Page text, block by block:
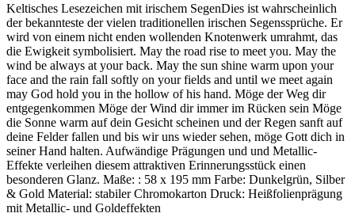
Keltisches Lesezeichen mit irischem SegenDies ist wahrscheinlich
der bekannteste der vielen traditionellen irischen Segenssprüche. Er
wird von einem nicht enden wollenden Knotenwerk umrahmt, das
die Ewigkeit symbolisiert. May the road rise to meet you. May the
wind be always at your back. May the sun shine warm upon your
face and the rain fall softly on your fields and until we meet again
may God hold you in the hollow of his hand. Möge der Weg dir
entgegenkommen Möge der Wind dir immer im Rücken sein Möge
die Sonne warm auf dein Gesicht scheinen und der Regen sanft auf
deine Felder fallen und bis wir uns wieder sehen, möge Gott dich in
seiner Hand halten. Aufwändige Prägungen und und Metallic-
Effekte verleihen diesem attraktiven Erinnerungsstück einen
besonderen Glanz. Maße: : 58 x 195 mm Farbe: Dunkelgrün, Silber
& Gold Material: stabiler Chromokarton Druck: Heißfolienprägung
mit Metallic- und Goldeffekten